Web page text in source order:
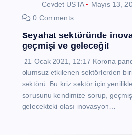
Cevdet USTA
Mayıs 13,
0 Comments
Seyahat sektöründe
geçmişi ve geleceği!
21 Ocak 2021, 12:17 Korona
olumsuz etkilenen sektörlerden
sektörü. Bu kriz sektör için
sorusunu kendimize sorup,
gelecekteki olası inovasyon…